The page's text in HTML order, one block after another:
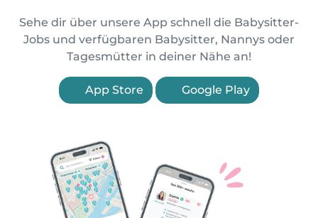
Sehe dir über unsere App schnell die Babysitter-
Jobs und verfügbaren Babysitter, Nannys oder
Tagesmütter in deiner Nähe an!
App Store Google Play